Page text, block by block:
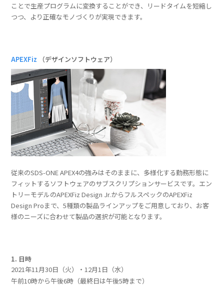
ことで生産プログラムに変換することができ、リードタイムを短縮し
つつ、より正確なモノづくりが実現できます。
APEXFiz （デザインソフトウェア）
従来のSDS-ONE APEX4の強みはそのままに、多様化する勤務形態に
フィットするソフトウェアのサブスクリプションサービスです。エン
トリーモデルのAPEXFiz Design Jr.からフルスペックのAPEXFiz
Design Proまで、5種類の製品ラインアップをご用意しており、お客
様のニーズに合わせて製品の選択が可能となります。
1. 日時
2021年11月30日（火）・12月1日（水）
午前10時から午後6時（最終日は午後5時まで）